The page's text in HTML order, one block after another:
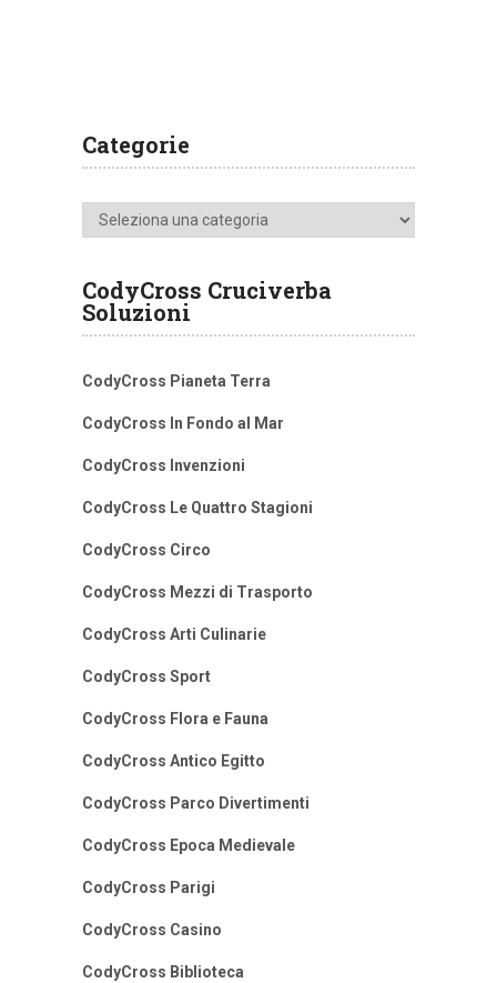
Categorie
Categorie
CodyCross Cruciverba
Soluzioni
CodyCross Pianeta Terra
CodyCross In Fondo al Mar
CodyCross Invenzioni
CodyCross Le Quattro Stagioni
CodyCross Circo
CodyCross Mezzi di Trasporto
CodyCross Arti Culinarie
CodyCross Sport
CodyCross Flora e Fauna
CodyCross Antico Egitto
CodyCross Parco Divertimenti
CodyCross Epoca Medievale
CodyCross Parigi
CodyCross Casino
CodyCross Biblioteca